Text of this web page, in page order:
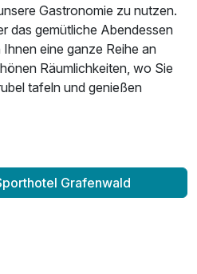
Gastronomie zu nutzen.
das gemütliche Abendessen
eine ganze Reihe an
Räumlichkeiten, wo Sie
tafeln und genießen
Grafenwald